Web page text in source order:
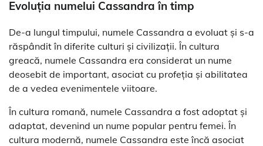
Evoluția numelui Cassandra în timp
De-a lungul timpului, numele Cassandra a evoluat și s-a
răspândit în diferite culturi și civilizații. În cultura
greacă, numele Cassandra era considerat un nume
deosebit de important, asociat cu profeția și abilitatea
de a vedea evenimentele viitoare.
În cultura romană, numele Cassandra a fost adoptat și
adaptat, devenind un nume popular pentru femei. În
cultura modernă, numele Cassandra este încă asociat